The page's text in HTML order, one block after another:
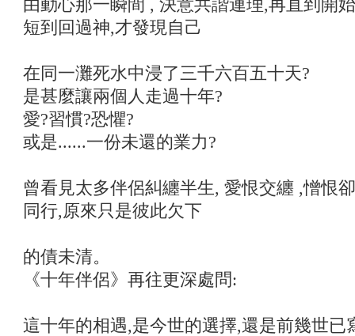
由動心那一瞬間 , 決意共諧連理,再直到開
短到回過神,才發現自己
在同一灘死水中浸了三千六百五十天?
是甚麼讓兩個人走過十年?
愛?習慣?恐懼?
或是......一份未還的業力?
曾看見太多伴侶糾纏半生, 愛恨交纏 ,憎恨
同行,原來只是彼此欠下
的債未清。
《十年伴侶》再往更深處問:
這十年的相遇,是今世的選擇,還是前幾世已